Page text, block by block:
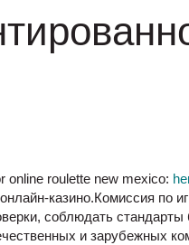
online roulette new mexico:
по
соблюдать стандарты
и зарубежных